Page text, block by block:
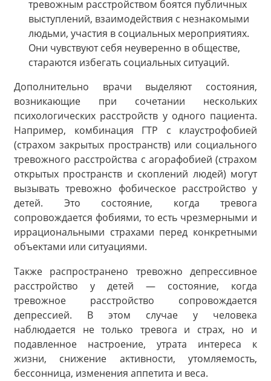
тревожным расстройством боятся публичных
выступлений, взаимодействия с незнакомыми
людьми, участия в социальных мероприятиях.
Они чувствуют себя неуверенно в обществе,
стараются избегать социальных ситуаций.
Дополнительно врачи выделяют состояния,
возникающие при сочетании нескольких
психологических расстройств у одного пациента.
Например, комбинация ГТР с клаустрофобией
(страхом закрытых пространств) или социального
тревожного расстройства с агорафобией (страхом
открытых пространств и скоплений людей) могут
вызывать тревожно фобическое расстройство у
детей. Это состояние, когда тревога
сопровождается фобиями, то есть чрезмерными и
иррациональными страхами перед конкретными
объектами или ситуациями.
Также распространено тревожно депрессивное
расстройство у детей — состояние, когда
тревожное расстройство сопровождается
депрессией. В этом случае у человека
наблюдается не только тревога и страх, но и
подавленное настроение, утрата интереса к
жизни, снижение активности, утомляемость,
бессонница, изменения аппетита и веса.